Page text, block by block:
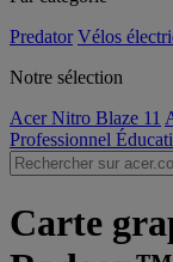
Predator Vélos
Notre sélection
Acer Nitro Blaze 11
Professionnel
Carte